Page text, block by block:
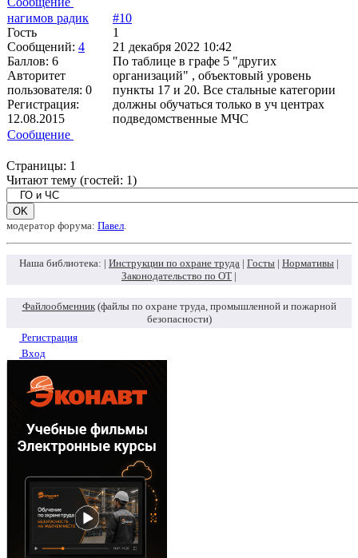
нагимов радик
Гость
Сообщений: 4
Баллов: 6
Авторитет
пользователя: 0
Регистрация:
12.08.2015
#10
1
21 декабря 2022 10:42
По таблице в графе 5 "других
организаций" , объектовый уровень
пункты 17 и 20. Все стальные категории
должны обучаться только в уч центрах
подведомственные МЧС
Сообщение
Страницы: 1
Читают тему (гостей: 1)
модератор форума: Павел
Наша библиотека: | Инструкции по охране труда | Госты | Нормативы |
Законодательство по ОТ |
Файлообменник(файлы по охране труда, промышленной и пожарной
безопасности)
Регистрация
Вход